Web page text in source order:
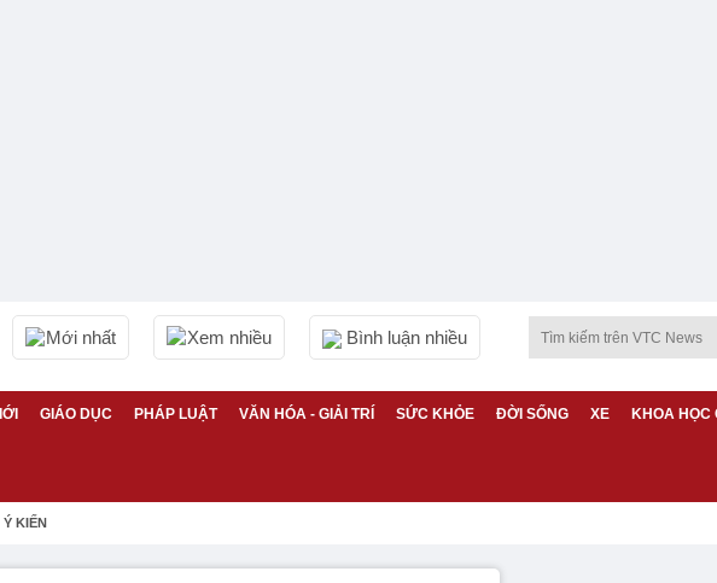
Mới nhất Xem nhiều Bình luận nhiều
GIÁO DỤC PHÁP LUẬT VĂN HÓA - GIẢI TRÍ SỨC KHỎE ĐỜI SỐNG XE KHOA HỌC
Ý KIẾN